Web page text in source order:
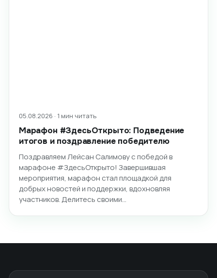
05.08.2026 · 1 мин читать
Марафон #ЗдесьОткрыто: Подведение
итогов и поздравление победителю
Поздравляем Лейсан Салимову с победой в
марафоне #ЗдесьОткрыто! Завершившая
мероприятия, марафон стал площадкой для
добрых новостей и поддержки, вдохновляя
участников. Делитесь своими…